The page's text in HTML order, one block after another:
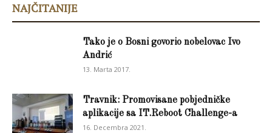
NAJČITANIJE
Tako je o Bosni govorio nobelovac Ivo
Andrić
13. Marta 2017.
Travnik: Promovisane pobjedničke
aplikacije sa IT.Reboot Challenge-a
16. Decembra 2021.